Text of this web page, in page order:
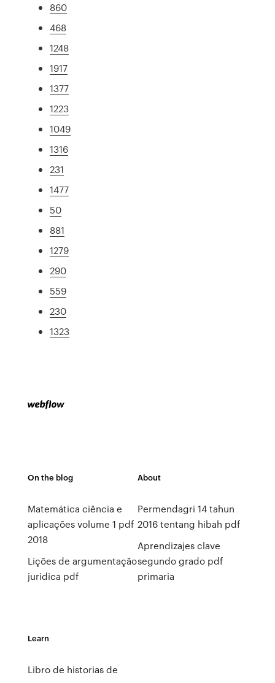
860
468
1248
1917
1377
1223
1049
1316
231
1477
50
881
1279
290
559
230
1323
On the blog
Matemática ciência e
aplicações volume 1 pdf
2018
Lições de argumentação
juridica pdf
About
Permendagri 14 tahun
2016 tentang hibah pdf
Aprendizajes clave
segundo grado pdf
primaria
Learn
Libro de historias de